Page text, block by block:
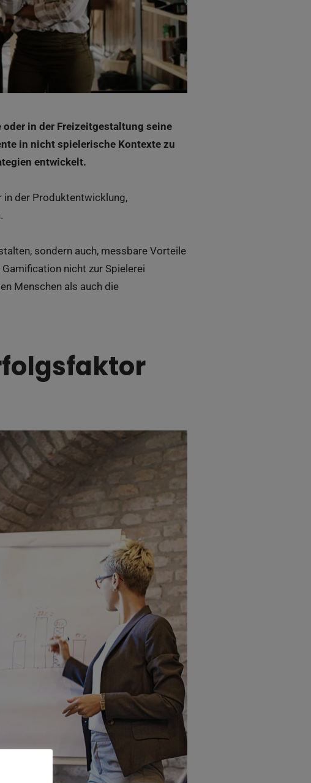
in der Freizeitgestaltung seine
in nicht spielerische Kontexte zu
entwickelt.
in der Produktentwicklung,
sondern auch, messbare Vorteile
nicht zur Spielerei
Menschen als auch die